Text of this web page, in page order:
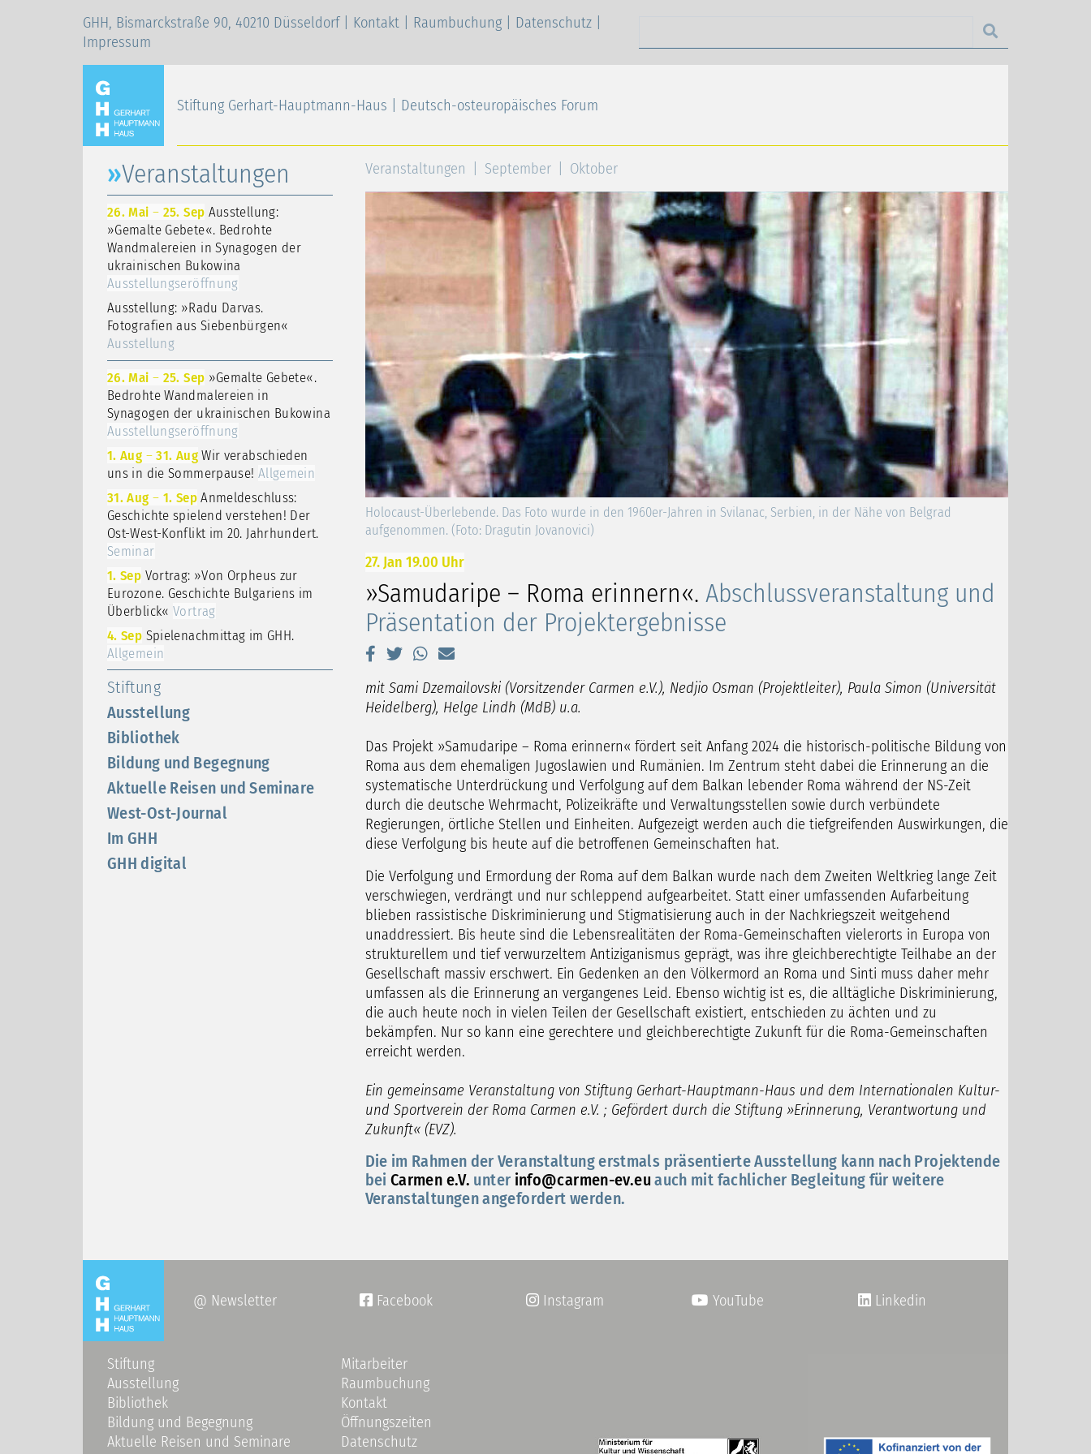
GHH, Bismarckstraße 90, 40210 Düsseldorf | Kontakt Raumbuchung Datenschutz
Impressum
Stiftung Gerhart-Hauptmann-Haus | Deutsch-osteuropäisches Forum
Stiftung
Ausstellung
Bibliothek
Bildung und Begegnung
Aktuelle Reisen und Seminare
West-Ost-Journal
Im GHH
GHH digital
Veranstaltungen
26. Mai – 25. Sep Ausstellung:
»Gemalte Gebete«. Bedrohte
Wandmalereien in Synagogen der
ukrainischen Bukowina
Ausstellungseröffnung
Ausstellung: »Radu Darvas.
Fotografien aus Siebenbürgen«
Ausstellung
26. Mai – 25. Sep »Gemalte Gebete«.
Bedrohte Wandmalereien in
Synagogen der ukrainischen Bukowina
Ausstellungseröffnung
1. Aug –31. AugWir verabschieden
uns in die Sommerpause! Allgemein
31. Aug – 1. SepAnmeldeschluss:
Geschichte spielend verstehen! Der
Ost-West-Konflikt im 20. Jahrhundert.
Seminar
1. Sep Vortrag: »Von Orpheus zur
Eurozone. Geschichte Bulgariens im
Überblick«Vortrag
4. Sep Spielenachmittag im GHH.
Allgemein
Veranstaltungen September Oktober
Holocaust-Überlebende. Das Foto wurde in den 1960er-Jahren in Svilanac, Serbien, in der Nähe von Belgrad
aufgenommen. (Foto: Dragutin Jovanovici)
27. Jan 19.00 Uhr
»Samudaripe – Roma erinnern«. Abschlussveranstaltung und
Präsentation der Projektergebnisse
mit Sami Dzemailovski (Vorsitzender Carmen e.V.), Nedjio Osman (Projektleiter), Paula Simon (Universität
Heidelberg), Helge Lindh (MdB) u.a.
Das Projekt »Samudaripe – Roma erinnern« fördert seit Anfang 2024 die historisch-politische Bildung von
Roma aus dem ehemaligen Jugoslawien und Rumänien. Im Zentrum steht dabei die Erinnerung an die
systematische Unterdrückung und Verfolgung auf dem Balkan lebender Roma während der NS-Zeit
durch die deutsche Wehrmacht, Polizeikräfte und Verwaltungsstellen sowie durch verbündete
Regierungen, örtliche Stellen und Einheiten. Aufgezeigt werden auch die tiefgreifenden Auswirkungen, die
diese Verfolgung bis heute auf die betroffenen Gemeinschaften hat.
Die Verfolgung und Ermordung der Roma auf dem Balkan wurde nach dem Zweiten Weltkrieg lange Zeit
verschwiegen, verdrängt und nur schleppend aufgearbeitet. Statt einer umfassenden Aufarbeitung
blieben rassistische Diskriminierung und Stigmatisierung auch in der Nachkriegszeit weitgehend
unaddressiert. Bis heute sind die Lebensrealitäten der Roma-Gemeinschaften vielerorts in Europa von
strukturellem und tief verwurzeltem Antiziganismus geprägt, was ihre gleichberechtigte Teilhabe an der
Gesellschaft massiv erschwert. Ein Gedenken an den Völkermord an Roma und Sinti muss daher mehr
umfassen als die Erinnerung an vergangenes Leid. Ebenso wichtig ist es, die alltägliche Diskriminierung,
die auch heute noch in vielen Teilen der Gesellschaft existiert, entschieden zu ächten und zu
bekämpfen. Nur so kann eine gerechtere und gleichberechtigte Zukunft für die Roma-Gemeinschaften
erreicht werden.
Ein gemeinsame Veranstaltung von Stiftung Gerhart-Hauptmann-Haus und dem Internationalen Kultur-
und Sportverein der Roma Carmen e.V. ; Gefördert durch die Stiftung »Erinnerung, Verantwortung und
Zukunft« (EVZ).
Die im Rahmen der Veranstaltung erstmals präsentierte Ausstellung kann nach Projektende
bei Carmen e.V. unter info@carmen-ev.eu auch mit fachlicher Begleitung für weitere
Veranstaltungen angefordert werden.
@ Newsletter  Facebook Instagram YouTube Linkedin
Stiftung
Ausstellung
Bibliothek
Bildung und Begegnung
Aktuelle Reisen und Seminare
Mitarbeiter
Raumbuchung
Kontakt
Öffnungszeiten
Datenschutz